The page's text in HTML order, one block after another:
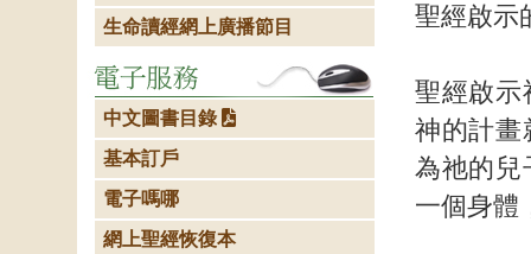
聖經啟示
聖經啟示
神的計畫
為祂的兒
一個身體
生命讀經網上廣播節目
中文圖書目錄
基本訂戶
電子嗎哪
網上聖經恢復本